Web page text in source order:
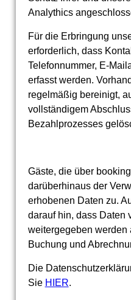
Analythics
Für die Erbringung
erforderlich, dass
Telefonnummer, E-
erfasst werden.
regelmäßig bereinigt,
vollständigem
Bezahlprozesses
Gäste, die über
darüberhinaus der
erhobenen Daten zu.
darauf hin, dass Daten
weitergegeben werden
Buchung und
Die
Sie HIER.